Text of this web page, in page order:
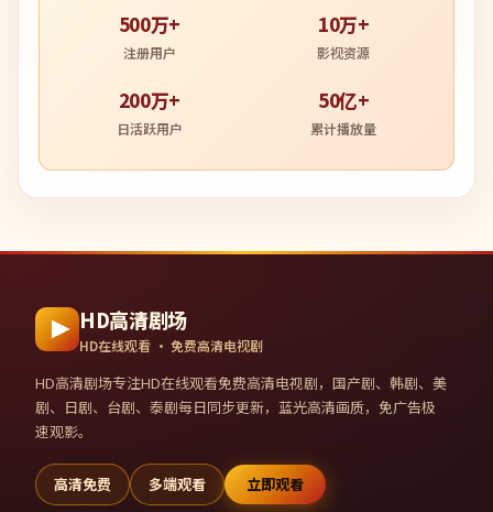
500万+
注册用户
10万+
影视资源
200万+
日活跃用户
50亿+
累计播放量
HD高清剧场
HD在线观看 · 免费高清电视剧
HD高清剧场专注HD在线观看免费高清电视剧，国产剧、韩剧、美
剧、日剧、台剧、泰剧每日同步更新，蓝光高清画质，免广告极
速观影。
高清免费 多端观看 立即观看